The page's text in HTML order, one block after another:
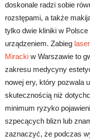
doskonale radzi sobie
rozstępami, a także
tylko dwie kliniki w
urządzeniem. Zabieg
Miracki w Warszawie to
zakresu medycyny
nowej ery, który pozwala
skutecznością niż
minimum ryzyko
szpecących blizn lub
zaznaczyć, że podczas